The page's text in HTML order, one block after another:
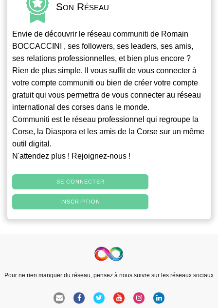
Son Réseau
Envie de découvrir le réseau communiti de Romain
BOCCACCINI , ses followers, ses leaders, ses amis,
ses relations professionnelles, et bien plus encore ?
Rien de plus simple. Il vous suffit de vous connecter à
votre compte communiti ou bien de créer votre compte
gratuit qui vous permettra de vous connecter au réseau
international des corses dans le monde.
Communiti est le réseau professionnel qui regroupe la
Corse, la Diaspora et les amis de la Corse sur un même
outil digital.
N'attendez plus ! Rejoignez-nous !
SE CONNECTER
INSCRIPTION
Pour ne rien manquer du réseau, pensez à nous suivre sur les réseaux sociaux